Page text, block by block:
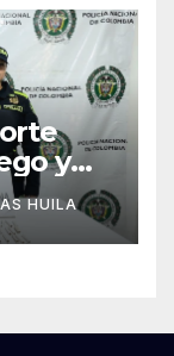
y
HUILA